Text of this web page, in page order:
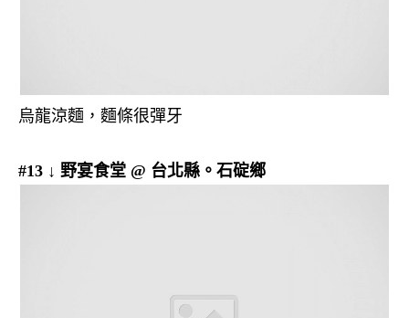
烏龍涼麵，麵條很彈牙
#13 ↓ 野宴食堂 @ 台北縣。石碇鄉